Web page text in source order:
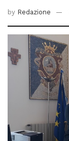
by Redazione